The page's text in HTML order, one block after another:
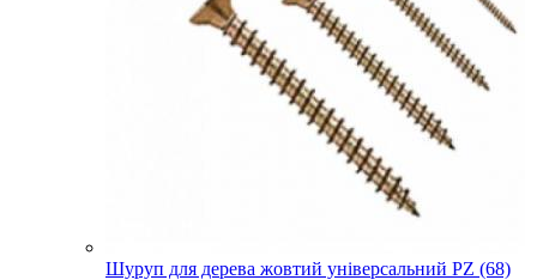
Шуруп для дерева жовтий універсальний PZ (68)